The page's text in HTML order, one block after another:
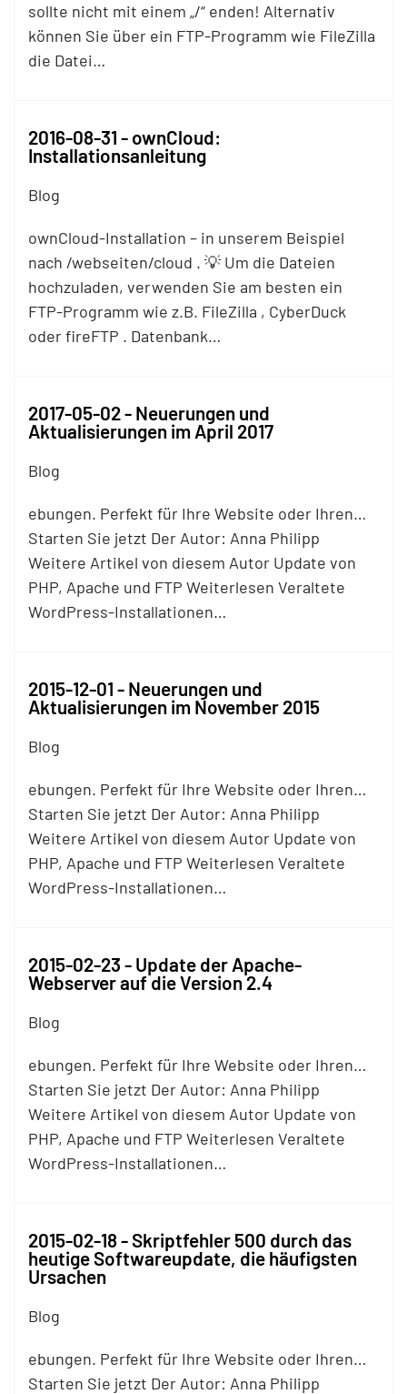
sollte nicht mit einem „/“ enden! Alternativ
können Sie über ein FTP-Programm wie FileZilla
die Datei…
2016-08-31 - ownCloud:
Installationsanleitung
Blog
ownCloud-Installation – in unserem Beispiel
nach /webseiten/cloud . 💡 Um die Dateien
hochzuladen, verwenden Sie am besten ein
FTP-Programm wie z.B. FileZilla , CyberDuck
oder fireFTP . Datenbank…
2017-05-02 - Neuerungen und
Aktualisierungen im April 2017
Blog
ebungen. Perfekt für Ihre Website oder Ihren…
Starten Sie jetzt Der Autor: Anna Philipp
Weitere Artikel von diesem Autor Update von
PHP, Apache und FTP Weiterlesen Veraltete
WordPress-Installationen…
2015-12-01 - Neuerungen und
Aktualisierungen im November 2015
Blog
ebungen. Perfekt für Ihre Website oder Ihren…
Starten Sie jetzt Der Autor: Anna Philipp
Weitere Artikel von diesem Autor Update von
PHP, Apache und FTP Weiterlesen Veraltete
WordPress-Installationen…
2015-02-23 - Update der Apache-
Webserver auf die Version 2.4
Blog
ebungen. Perfekt für Ihre Website oder Ihren…
Starten Sie jetzt Der Autor: Anna Philipp
Weitere Artikel von diesem Autor Update von
PHP, Apache und FTP Weiterlesen Veraltete
WordPress-Installationen…
2015-02-18 - Skriptfehler 500 durch das
heutige Softwareupdate, die häufigsten
Ursachen
Blog
ebungen. Perfekt für Ihre Website oder Ihren…
Starten Sie jetzt Der Autor: Anna Philipp